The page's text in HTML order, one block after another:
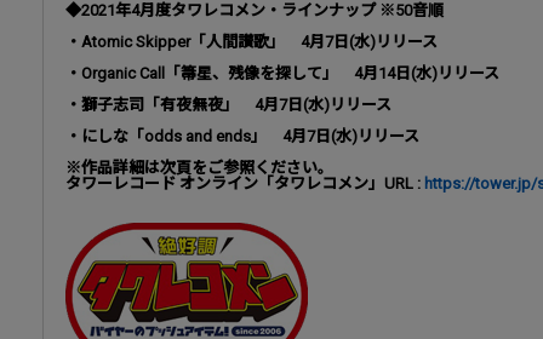
◆2021年4月度タワレコメン・ラインナップ ※50音順
・Atomic Skipper「人間讃歌」 4月7日(水)リリース
・Organic Call「箒星、残像を探して」 4月14日(水)リリース
・獅子志司「有夜無夜」 4月7日(水)リリース
・にしな「odds and ends」 4月7日(水)リリース
※作品詳細は次頁をご参照ください。
タワーレコード オンライン「タワレコメン」URL : https://tower.jp/